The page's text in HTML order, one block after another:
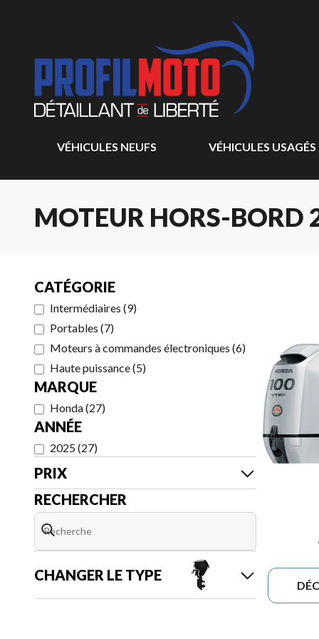
VÉHICULES NEUFS VÉHICULES USAGÉS
MOTEUR HORS-BORD
CATÉGORIE
Intermédiaires (9)
Portables (7)
Moteurs à commandes électroniques (6)
Haute puissance(5)
MARQUE
Honda(27)
ANNÉE
2025(27)
PRIX
RECHERCHER
CHANGER LE TYPE